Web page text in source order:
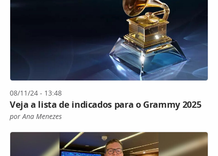
08/11/24 - 13:48
Veja a lista de indicados para o Grammy 2025
por Ana Menezes